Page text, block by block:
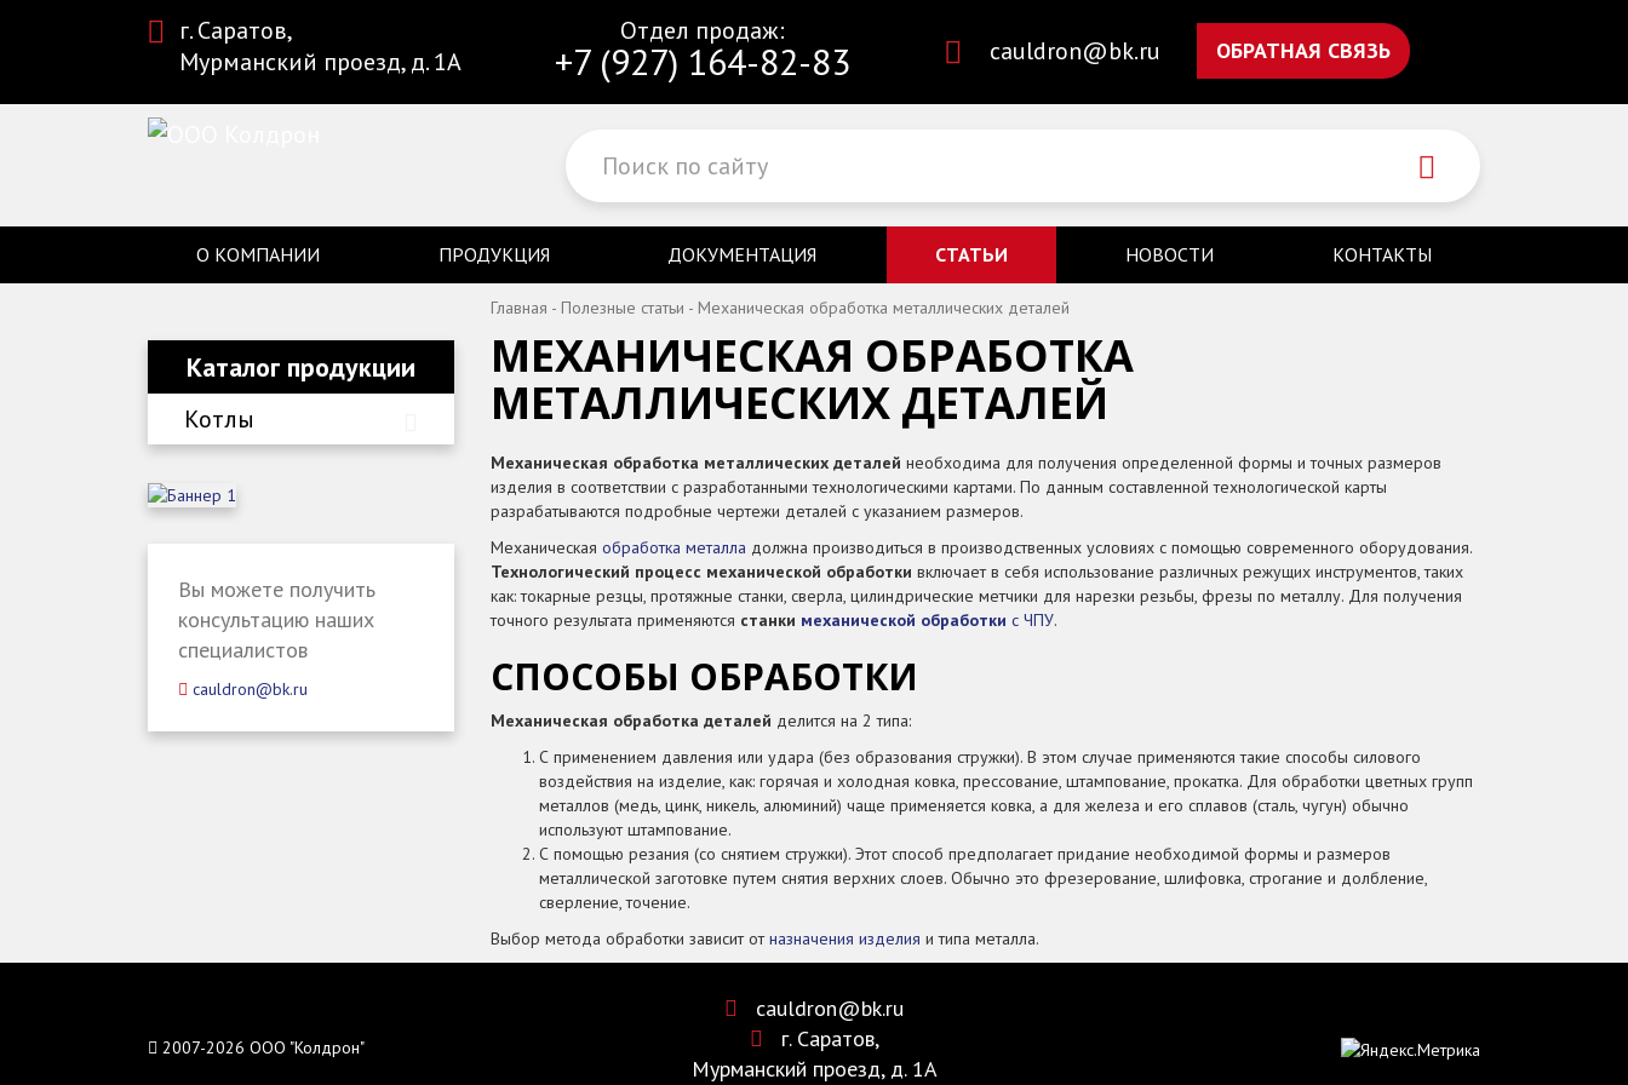
г. Саратов,
Мурманский проезд, д. 1А
Отдел продаж:
+7 (927) 164-82-83 cauldron@bk.ru ОБРАТНАЯ СВЯЗЬ
О КОМПАНИИ ПРОДУКЦИЯ ДОКУМЕНТАЦИЯ СТАТЬИ НОВОСТИ КОНТАКТЫ
Каталог продукции
Котлы
Вы можете получить
консультацию наших
специалистов
cauldron@bk.ru
Главная - Полезные статьи - Механическая обработка металлических деталей
МЕХАНИЧЕСКАЯ ОБРАБОТКА
МЕТАЛЛИЧЕСКИХ ДЕТАЛЕЙ
Механическая обработка металлических деталей необходима для получения определенной формы и точных размеров
изделия в соответствии с разработанными технологическими картами. По данным составленной технологической карты
разрабатываются подробные чертежи деталей с указанием размеров.
Механическая обработка металла должна производиться в производственных условиях с помощью современного оборудования.
Технологический процесс механической обработки включает в себя использование различных режущих инструментов, таких
как: токарные резцы, протяжные станки, сверла, цилиндрические метчики для нарезки резьбы, фрезы по металлу. Для получения
точного результата применяются станки механической обработки с ЧПУ.
СПОСОБЫ ОБРАБОТКИ
Механическая обработка деталей делится на 2 типа:
С применением давления или удара (без образования стружки). В этом случае применяются такие способы силового
воздействия на изделие, как: горячая и холодная ковка, прессование, штампование, прокатка. Для обработки цветных групп
металлов (медь, цинк, никель, алюминий) чаще применяется ковка, а для железа и его сплавов (сталь, чугун) обычно
используют штампование.
С помощью резания (со снятием стружки). Этот способ предполагает придание необходимой формы и размеров
металлической заготовке путем снятия верхних слоев. Обычно это фрезерование, шлифовка, строгание и долбление,
сверление, точение.
Выбор метода обработки зависит отназначения изделия и типа металла.
2007-2026 ООО "Колдрон"
cauldron@bk.ru
г. Саратов,
Мурманский проезд, д. 1А